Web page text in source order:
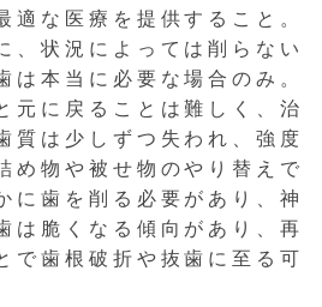
適な医療を提供すること。
、状況によっては削らない
は本当に必要な場合のみ。
元に戻ることは難しく、治
質は少しずつ失われ、強度
め物や被せ物のやり替えで
に歯を削る必要があり、神
は脆くなる傾向があり、再
で歯根破折や抜歯に至る可